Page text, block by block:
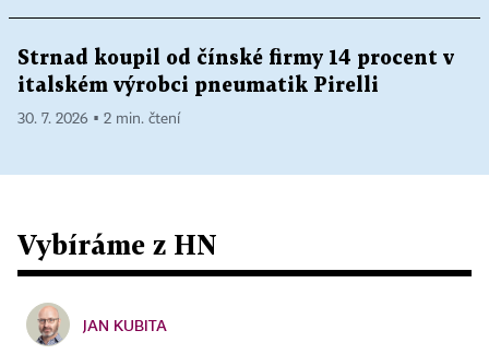
Strnad koupil od čínské firmy 14 procent v
italském výrobci pneumatik Pirelli
30. 7. 2026 ▪ 2 min. čtení
Vybíráme z HN
JAN KUBITA